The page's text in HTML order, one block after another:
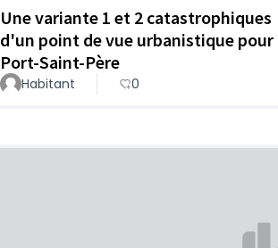
Une variante 1 et 2 catastrophiques
d'un point de vue urbanistique pour
Port-Saint-Père
Habitant 0